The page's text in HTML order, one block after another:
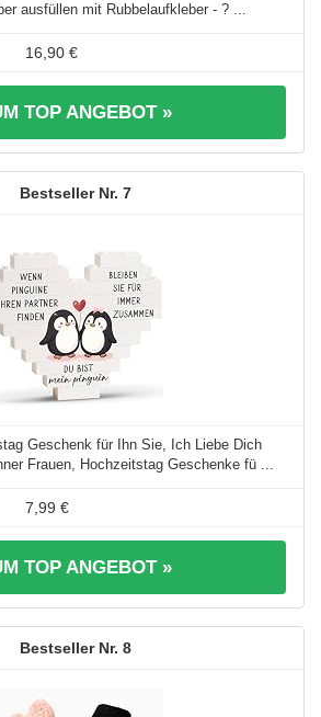
ausfüllen mit Rubbelaufkleber - ? ...
16,90 €
TOP ANGEBOT »
7
Geschenk für Ihn Sie, Ich Liebe Dich
Frauen, Hochzeitstag Geschenke fü ...
7,99 €
TOP ANGEBOT »
8